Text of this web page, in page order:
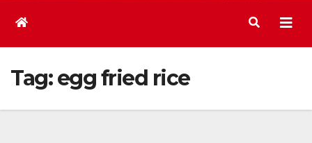
Tag:egg fried rice